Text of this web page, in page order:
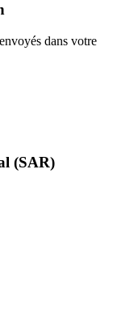
dans votre
(SAR)